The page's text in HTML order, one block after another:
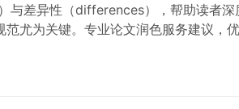
与差异性（differences），帮助读者
尤为关键。专业论文润色服务建议，
）。 二、对比文章的目的 …